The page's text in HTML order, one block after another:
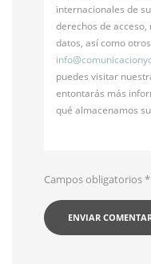
internacionales de
derechos de
datos, así como
info@
puedes visitar
entontarás más
qué almacenamos
Campos obligatorios*